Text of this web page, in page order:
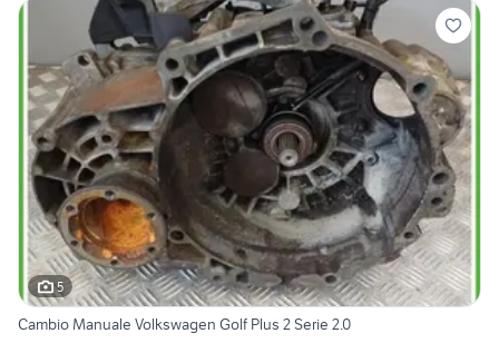
5
Cambio Manuale Volkswagen Golf Plus 2 Serie 2.0